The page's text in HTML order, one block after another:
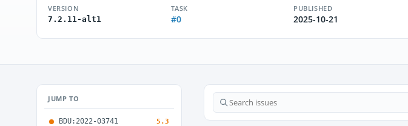
VERSION
7.2.11-alt1
TASK
#0
PUBLISHED
2025-10-21
JUMP TO
BDU:2022-03741 5.3